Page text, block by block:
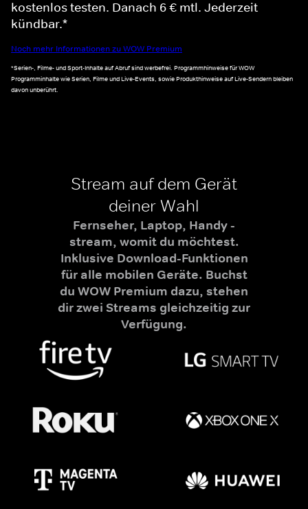
kostenlos testen. Danach 6 € mtl. Jederzeit
kündbar.*
Noch mehr Informationen zu WOW Premium
*Serien-, Filme- und Sport-Inhalte auf Abruf sind werbefrei. Programmhinweise für WOW
Programminhalte wie Serien, Filme und Live-Events, sowie Produkthinweise auf Live-Sendern bleiben
davon unberührt.
Stream auf dem Gerät
deiner Wahl
Fernseher, Laptop, Handy -
stream, womit du möchtest.
Inklusive Download-Funktionen
für alle mobilen Geräte. Buchst
du WOW Premium dazu, stehen
dir zwei Streams gleichzeitig zur
Verfügung.